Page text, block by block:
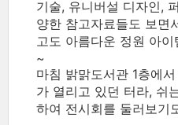
기술, 유니버설 디자인,
양한 참고자료들도 보면
고도 아름다운 정원 아
~
마침 밝맑도서관 1층에
가 열리고 있던 터라, 쉬
하여 전시회를 둘러보기